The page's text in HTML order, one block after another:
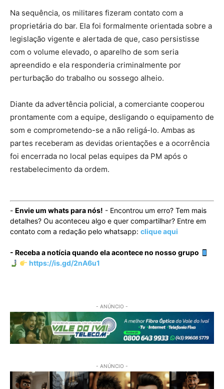
Na sequência, os militares fizeram contato com a
proprietária do bar. Ela foi formalmente orientada sobre a
legislação vigente e alertada de que, caso persistisse
com o volume elevado, o aparelho de som seria
apreendido e ela responderia criminalmente por
perturbação do trabalho ou sossego alheio.
Diante da advertência policial, a comerciante cooperou
prontamente com a equipe, desligando o equipamento de
som e comprometendo-se a não religá-lo. Ambas as
partes receberam as devidas orientações e a ocorrência
foi encerrada no local pelas equipes da PM após o
restabelecimento da ordem.
- Envie um whats para nós! - Encontrou um erro? Tem mais
detalhes? Ou aconteceu algo e quer compartilhar? Entre em
contato com a redação pelo whatsapp: clique aqui
- Receba a notícia quando ela acontece no nosso grupo
https://is.gd/2nA6u1
- ANÚNCIO -
- ANÚNCIO -